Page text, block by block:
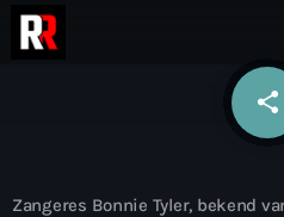
share
email
Zangeres Bonnie Tyler, bekend